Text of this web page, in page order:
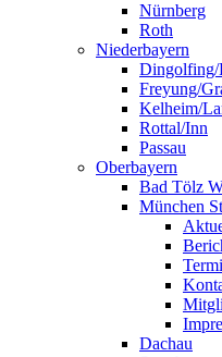
Nürnberg
Roth
Niederbayern
Dingolfing/
Freyung/
Kelheim/
Rottal/Inn
Passau
Oberbayern
Bad Tölz
München
Dachau